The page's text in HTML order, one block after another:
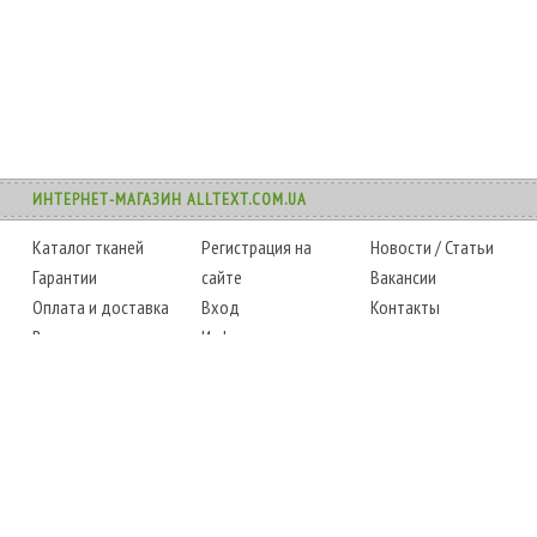
ИНТЕРНЕТ-МАГАЗИН ALLTEXT.COM.UA
Каталог тканей
Гарантии
Оплата и доставка
Возврат товара
Регистрация на
сайте
Вход
Информация
Новости /Статьи
Вакансии
Контакты